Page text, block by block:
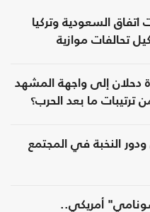
السعودية وتركيا
تحالفات موازية
دحلان إلى واجهة المشهد
ترتيبات ما بعد الحرب؟
النخبة في المجتمع
أمريكي..